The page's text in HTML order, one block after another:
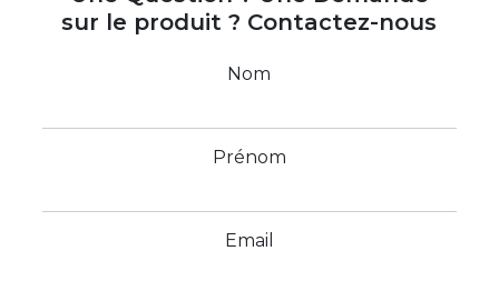
sur le produit ? Contactez-nous
Nom
Prénom
Email